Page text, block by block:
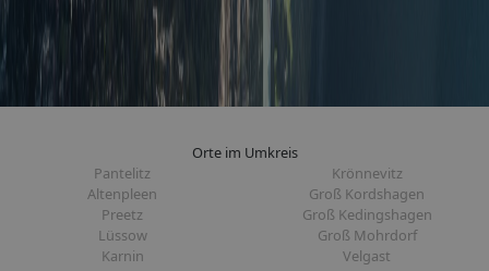
Orte im Umkreis
Pantelitz
Krönnevitz
Altenpleen
Groß Kordshagen
Preetz
Groß Kedingshagen
Lüssow
Groß Mohrdorf
Karnin
Velgast